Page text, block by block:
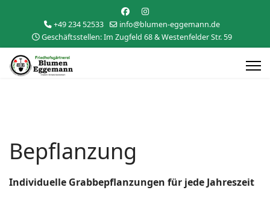
+49 234 52533
info@blumen-eggemann.de
Geschäftsstellen: Im Zugfeld 68 & Westenfelder Str. 59
Bepflanzung
Individuelle Grabbepflanzungen für jede Jahreszeit